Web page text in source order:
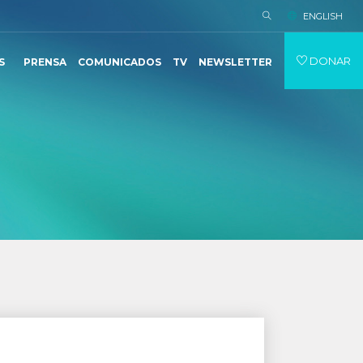
ENGLISH
PRENSA COMUNICADOS TV NEWSLETTER DONAR